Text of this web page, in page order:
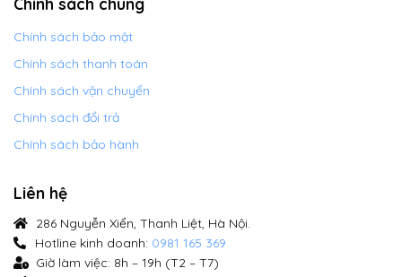
Chính sách bảo mật
Chính sách thanh toán
Chính sách vận chuyển
Chính sách đổi trả
Chính sách bảo hành
Liên hệ
286 Nguyễn Xiển, Thanh Liệt, Hà Nội.
Hotline kinh doanh: 0981 165 369
Giờ làm việc: 8h – 19h (T2 – T7)